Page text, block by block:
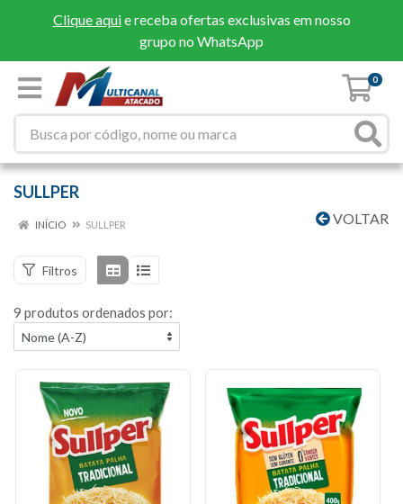
Clique aquie receba ofertas exclusivas em nosso
grupo no WhatsApp
0
SULLPER
VOLTAR
INÍCIO SULLPER
Filtros
9 produtos ordenados por: